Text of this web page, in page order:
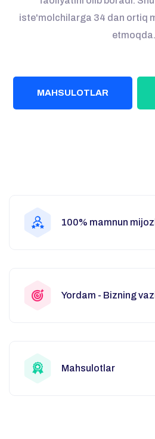
iste'molchilarga 34 dan ortiq
etmoqda.
MAHSULOTLAR
100% mamnun
Yordam - Bizning
Mahsulotlar